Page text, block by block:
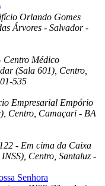
Orlando Gomes
Árvores - Salvador -
Centro Médico
(Sala 601), Centro,
535
Empresarial Empório
Centro, Camaçari - BA
- Em cima da Caixa
Centro, Santaluz -
Senhora